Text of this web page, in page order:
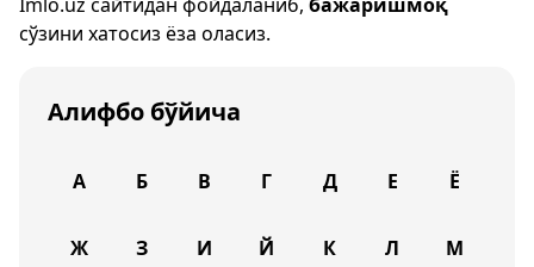
сўзини хатосиз ёза оласиз.
Алифбо бўйича
А Б В Г Д Е Ё
Ж З И Й К Л М